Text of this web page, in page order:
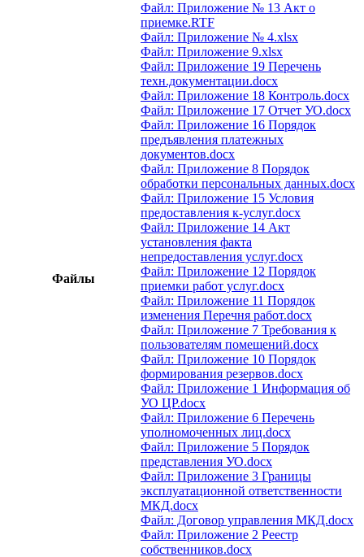
Файлы
Файл: Приложение № 13 Акт о
приемке.RTF
Файл: Приложение № 4.xlsx
Файл: Приложение 9.xlsx
Файл: Приложение 19 Перечень
техн.документации.docx
Файл: Приложение 18 Контроль.docx
Файл: Приложение 17 Отчет УО.docx
Файл: Приложение 16 Порядок
предъявления платежных
документов.docx
Файл: Приложение 8 Порядок
обработки персональных данных.docx
Файл: Приложение 15 Условия
предоставления к-услуг.docx
Файл: Приложение 14 Акт
установления факта
непредоставления услуг.docx
Файл: Приложение 12 Порядок
приемки работ услуг.docx
Файл: Приложение 11 Порядок
изменения Перечня работ.docx
Файл: Приложение 7 Требования к
пользователям помещений.docx
Файл: Приложение 10 Порядок
формирования резервов.docx
Файл: Приложение 1 Информация об
УО ЦР.docx
Файл: Приложение 6 Перечень
уполномоченных лиц.docx
Файл: Приложение 5 Порядок
представления УО.docx
Файл: Приложение 3 Границы
эксплуатационной ответственности
МКД.docx
Файл: Договор управления МКД.docx
Файл: Приложение 2 Реестр
собственников.docx